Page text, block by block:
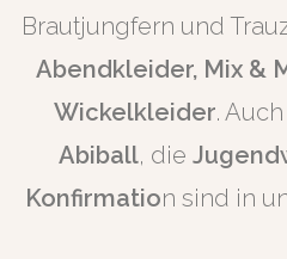
Brautjungfern und
Abendkleider, Mix &
Wickelkleider.
Abiball, die
Konfirmation sind in